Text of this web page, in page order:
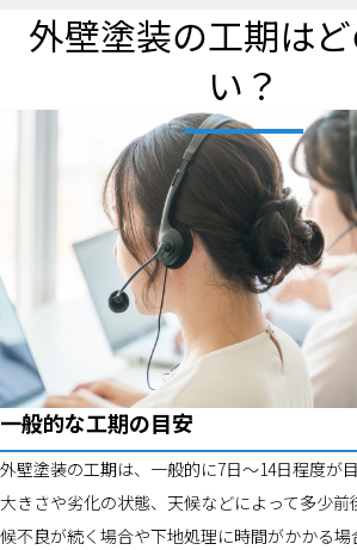
外壁塗装の工期は
い？
一般的な工期の目安
外壁塗装の工期は、一般的に7日〜14日程度が
大きさや劣化の状態、天候などによって多少前
候不良が続く場合や下地処理に時間がかかる場